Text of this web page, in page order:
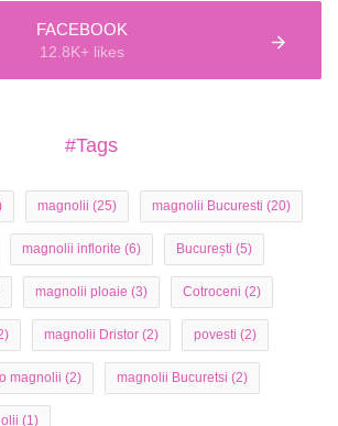
FACEBOOK
12.8K+ likes
#Tags
magnolii (25) magnolii Bucuresti (20)
magnolii inflorite (6) București (5)
magnolii ploaie (3) Cotroceni (2)
magnolii Dristor (2) povesti (2)
magnolii (2) magnolii Bucuretsi (2)
(1)